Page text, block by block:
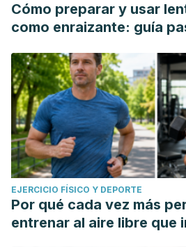
Cómo preparar y usar
como enraizante: guía
EJERCICIO FÍSICO Y DEPORTE
Por qué cada vez más
entrenar al aire libre que